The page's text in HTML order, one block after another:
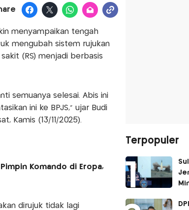
menyampaikan tengah
mengubah sistem rujukan
(RS) menjadi berbasis
semuanya selesai. Abis ini
ini ke BPJS," ujar Budi
Kamis (13/11/2025).
Komando di Eropa,
dirujuk tidak lagi
Terpopuler